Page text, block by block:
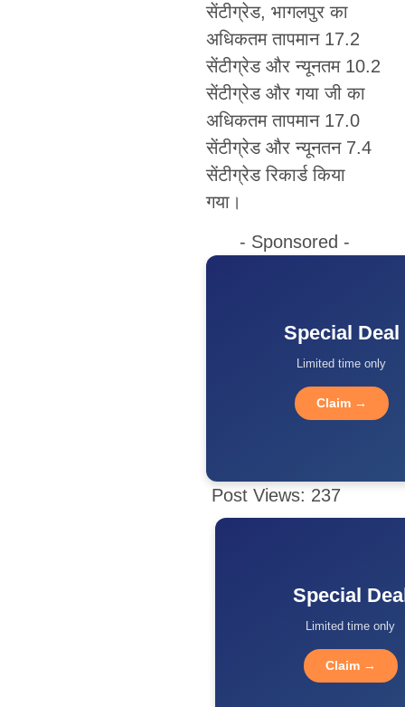
सेंटीग्रेड, भागलपुर का
अधिकतम तापमान 17.2
सेंटीग्रेड और न्यूनतम 10.2
सेंटीग्रेड और गया जी का
अधिकतम तापमान 17.0
सेंटीग्रेड और न्यूनतन 7.4
सेंटीग्रेड रिकार्ड किया
गया।
- Sponsored -
Special Deal
Limited time only
Claim →
Post Views: 237
Special
Limited time only
Claim →